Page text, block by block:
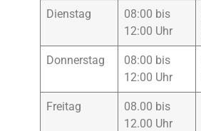
Dienstag
08:00 bis
12:00 Uhr
Donnerstag
08:00 bis
12:00 Uhr
Freitag
08.00 bis
12.00 Uhr